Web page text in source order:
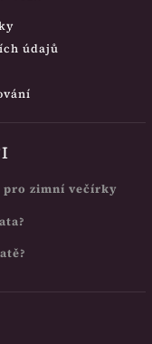
údajů
pro zimní večírky